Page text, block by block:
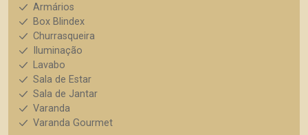
Armários
Box Blindex
Churrasqueira
Iluminação
Lavabo
Sala de Estar
Sala de Jantar
Varanda
Varanda Gourmet